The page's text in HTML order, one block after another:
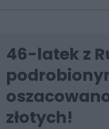
46-latek z
złotych!